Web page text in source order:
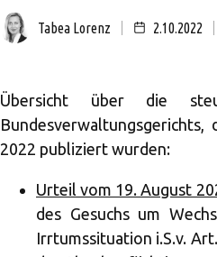
Tabea Lorenz 2.10.2022
Übersicht über die
2022 publiziert wurden:
Urteil vom 19. August
des Gesuchs um
Irrtumssituation i.S.v.